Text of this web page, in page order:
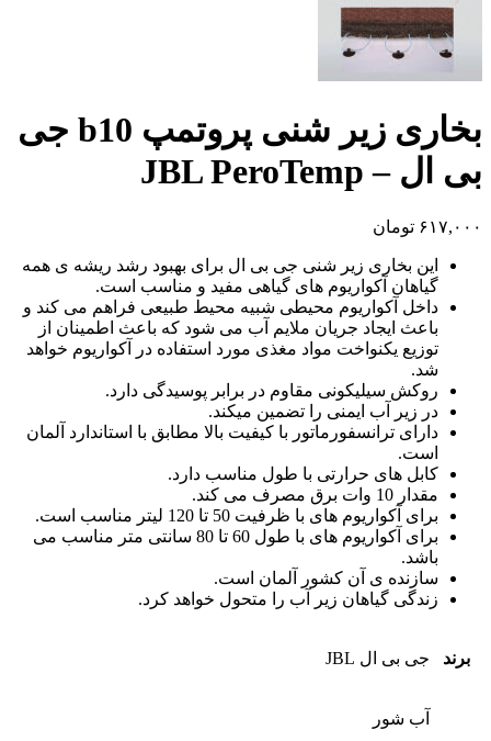
بخاری زیر شنی پروتمپ b10 جی
بی ال – JBL PeroTemp
۶۱۷,۰۰۰ تومان
این بخاری زیر شنی جی بی ال برای بهبود رشد ریشه ی همه
گیاهان آکواریوم های گیاهی مفید و مناسب است.
داخل آکواریوم محیطی شبیه محیط طبیعی فراهم می کند و
باعث ایجاد جریان ملایم آب می شود که باعث اطمینان از
توزیع یکنواخت مواد مغذی مورد استفاده در آکواریوم خواهد
شد.
روکش سیلیکونی مقاوم در برابر پوسیدگی دارد.
در زیر آب ایمنی را تضمین میکند.
دارای ترانسفورماتور با کیفیت بالا مطابق با استاندارد آلمان
است.
کابل های حرارتی با طول مناسب دارد.
مقدار 10 وات برق مصرف می کند.
برای آکواریوم های با ظرفیت 50 تا 120 لیتر مناسب است.
برای آکواریوم های با طول 60 تا 80 سانتی متر مناسب می
باشد.
سازنده ی آن کشور آلمان است.
زندگی گیاهان زیر آب را متحول خواهد کرد.
برند جی بی ال JBL
آب شور